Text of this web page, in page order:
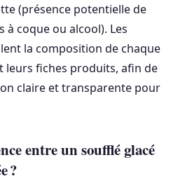
(présence potentielle de
coque ou alcool). Les
la composition de chaque
leurs fiches produits, afin de
claire et transparente pour
entre un soufflé glacé
?